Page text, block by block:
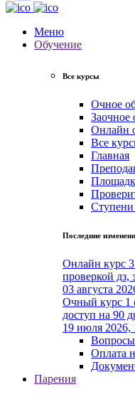
Меню
Обучение
Все курсы
Очное
Заочное
Онлайн
Все
Главная
Последние
Онлайн курс
проверкой дз,
03 августа
Очный курс 1
доступ на 90
19 июля 2026,
Оплата
Парения